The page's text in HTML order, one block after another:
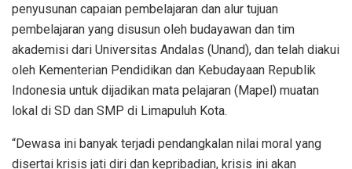
penyusunan capaian pembelajaran dan alur tujuan
pembelajaran yang disusun oleh budayawan dan tim
akademisi dari Universitas Andalas (Unand), dan telah diakui
oleh Kementerian Pendidikan dan Kebudayaan Republik
Indonesia untuk dijadikan mata pelajaran (Mapel) muatan
lokal di SD dan SMP di Limapuluh Kota.
“Dewasa ini banyak terjadi pendangkalan nilai moral yang
disertai krisis jati diri dan kepribadian, krisis ini akan